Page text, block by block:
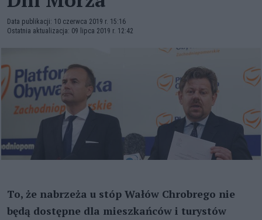
Data publikacji: 10 czerwca 2019 r. 15:16
Ostatnia aktualizacja: 09 lipca 2019 r. 12:42
To, że nabrzeża u stóp Wałów Chrobrego nie
będą dostępne dla mieszkańców i turystów